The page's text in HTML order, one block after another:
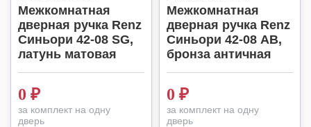
Межкомнатная
дверная ручка Renz
Синьори 42-08 SG,
латунь матовая
0 ₽
за комплект на одну
дверь
Межкомнатная
дверная ручка Renz
Синьори 42-08 AB,
бронза античная
0 ₽
за комплект на одну
дверь